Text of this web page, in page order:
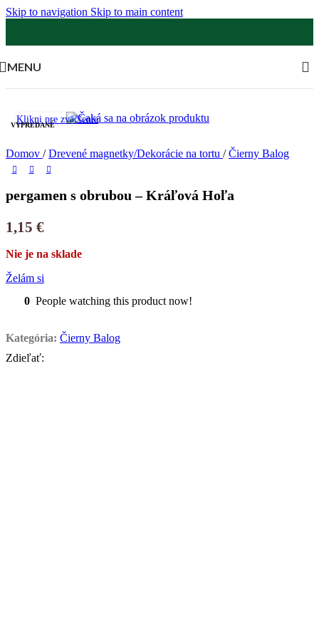
Skip to navigation Skip to main content
MENU
VYPREDANÉ
Klikni pre zväčšenie
Domov / Drevené magnetky/Dekorácie na tortu / Čierny Balog
pergamen s obrubou – Kráľová Hoľa
1,15 €
Nie je na sklade
Želám si
0 People watching this product now!
Kategória: Čierny Balog
Zdieľať: